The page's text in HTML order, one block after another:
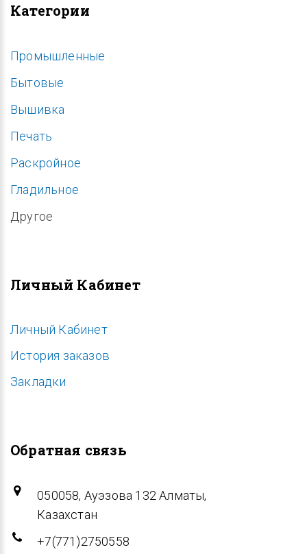
Категории
Промышленные
Бытовые
Вышивка
Печать
Раскройное
Гладильное
Другое
Личный Кабинет
Личный Кабинет
История заказов
Закладки
Обратная связь
050058, Ауэзова 132 Алматы,
Казахстан
+7(771)2750558